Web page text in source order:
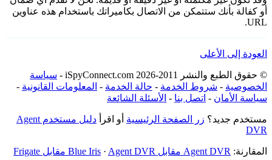
أو كفالة بأنك ستتمكن من الاتصال بكاميراتك باستخدام هذه عناوين
URL.
العودة إلى الأعلى
© حقوق الطبع والنشر 2011-2026 iSpyConnect.com -
سياسة
الخصوصية - شروط الخدمة - حالة الخدمة - المعلومات القانونية -
سياسة الأمان - اتصل بنا - الأسئلة الشائعة
مستخدم جديد؟ زر الصفحة الرئيسية أو اقرأ
دليل مستخدم Agent
DVR
المقارنة: Agent DVR مقابل Blue Iris · Agent DVR مقابل Frigate